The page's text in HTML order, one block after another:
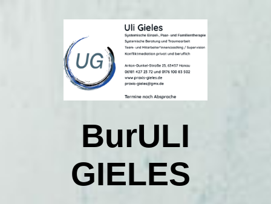
BurULI
GIELES
Was heißt systemisches Arbeiten